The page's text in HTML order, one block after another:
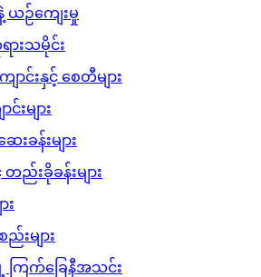
ယဉ်ကျေးမှု
းသမိုင်း
ောင်းနှင့် စေတီများ
းများ
းခန်းများ
းခိုခန်းများ
း
းများ
ကြက်ခြေနီအသင်း